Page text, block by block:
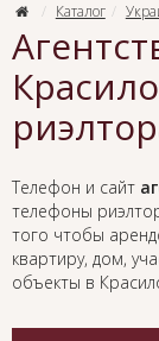
Каталог
Телефон и сайт
телефоны
того чтобы
квартиру, дом,
объекты в